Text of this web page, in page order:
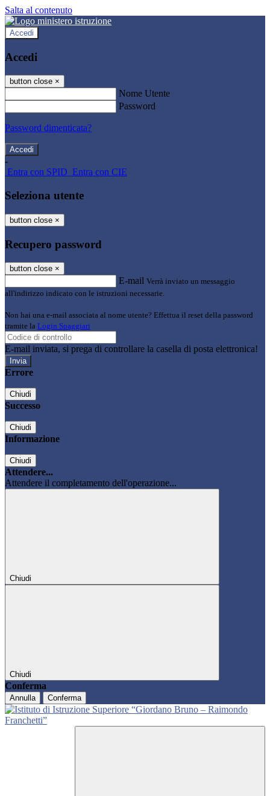
Salta al contenuto
Accedi
Accedi
button close ×
Nome Utente
Password
Password dimenticata?
-
Entra con SPID Entra con CIE
Seleziona utente
button close ×
Recupero password
button close ×
E-mail Verrà inviato un messaggio
all'indirizzo indicato con le istruzioni necessarie.
Non hai una e-mail associata al nome utente? Effettua il reset della password
tramite la Login Spaggiari
E-mail inviata, si prega di controllare la casella di posta elettronica!
Errore
Chiudi
Successo
Chiudi
Informazione
Chiudi
Attendere...
Attendere il completamento dell'operazione...
Chiudi
Chiudi
Conferma
Annulla Conferma